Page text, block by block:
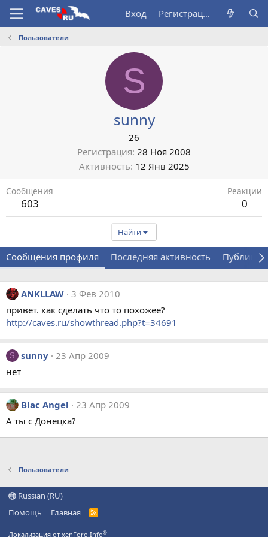
Вход Регистрация
Пользователи
S
sunny
26
Регистрация 28 Ноя 2008
Активность 12 Янв 2025
Сообщения
603
Реакции
0
Найти
Сообщения профиля Последняя активность
ANKLLAW 3 Фев 2010
привет. как сделать что то похожее?
http://caves.ru/showthread.php?t=34691
S sunny 23 Апр 2009
нет
Blac Angel
23 Апр 2009
А ты с Донецка?
Пользователи
Russian (RU)
Помощь
Главная
R
Локализация от xenForo.Info®